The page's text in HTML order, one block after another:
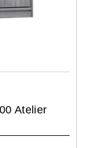
Atelier